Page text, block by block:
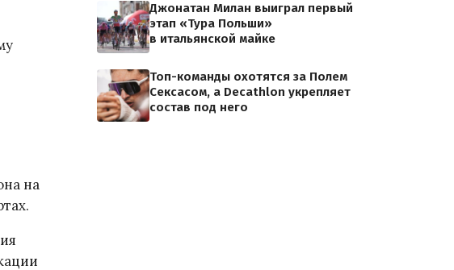
на
Джонатан Милан выиграл первый
этап «Тура Польши»
в итальянской майке
Топ-команды охотятся за Полем
Сексасом, а Decathlon укрепляет
состав под него